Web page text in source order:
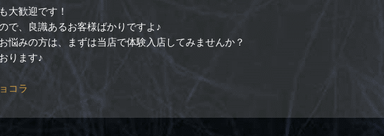
大歓迎です！
で、良識あるお客様ばかりですよ♪
悩みの方は、まずは当店で体験入店してみませんか？
ります♪
コラ